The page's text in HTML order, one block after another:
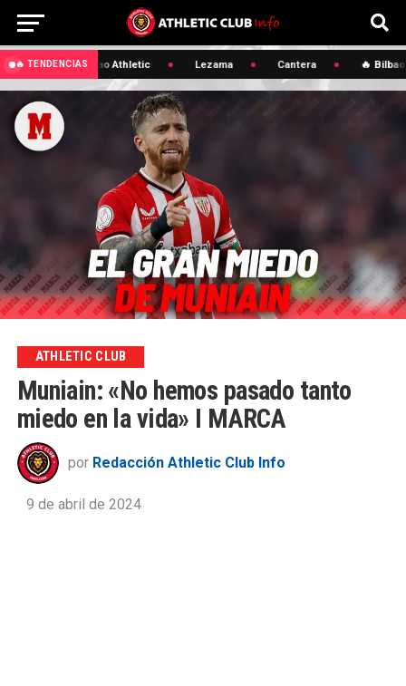
🔥 TENDENCIAS🔥 Bilbao Athletic Lezama Cantera 🔥
ATHLETIC CLUB
Muniain: «No hemos pasado tanto
miedo en la vida» I MARCA
por Redacción Athletic Club Info
9 de abril de 2024